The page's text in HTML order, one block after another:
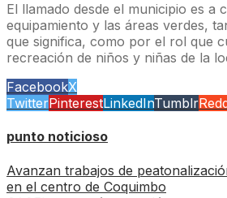
El llamado desde el municipio es a
equipamiento y las áreas verdes,
que significa, como por el rol que
recreación de niños y niñas de la
FacebookX
TwitterPinterestLinkedInTumblr
punto noticioso
Avanzan trabajos de
en el centro de Coquimbo